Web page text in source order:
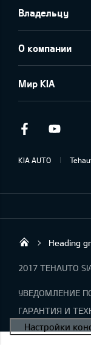
Владельцу
О компании
Мир KIA
Facebook
KIA AUTO
Tehauto
Heading
2017 TEHAUTO